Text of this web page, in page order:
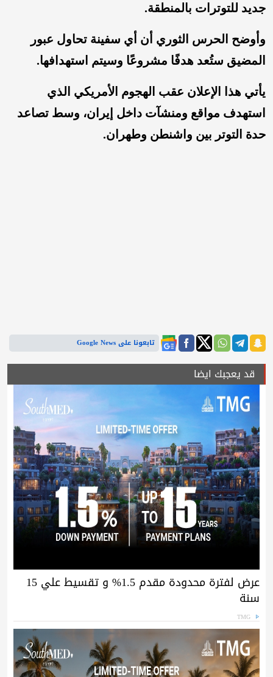
جديد للتوترات بالمنطقة.
وأوضح الحرس الثوري أن أي سفينة تحاول عبور
المضيق ستُعد هدفًا مشروعًا وسيتم استهدافها.
يأتي هذا الإعلان عقب الهجوم الأمريكي الذي
استهدف مواقع ومنشآت داخل إيران، وسط تصاعد
حدة التوتر بين واشنطن وطهران.
تابعونا على Google News
قد يعجبك ايضا
عرض لفترة محدودة مقدم 1.5% و تقسيط علي 15
سنة
TMG